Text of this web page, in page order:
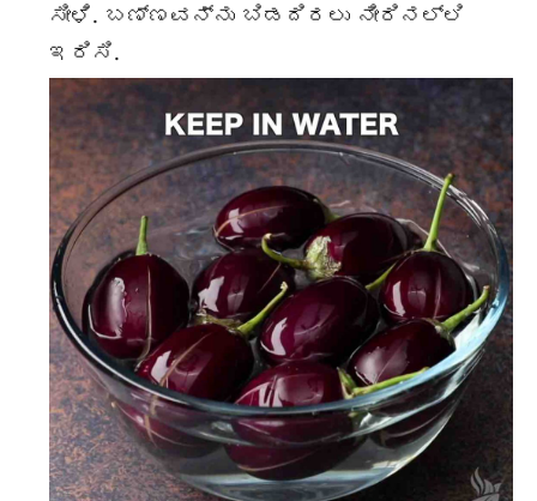
ಸೀಳಿ. ಬಣ್ಣವನ್ನು ಬಿಡದಿರಲು ನೀರಿನಲ್ಲಿ
ಇರಿಸಿ.